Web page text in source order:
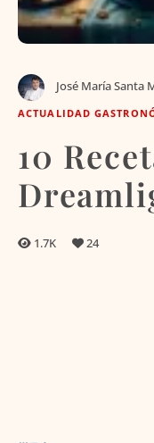
José María Santa
ACTUALIDAD
10
1.7K 24